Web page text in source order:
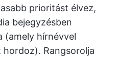
prioritást élvez,
bejegyzésben
(amely hírnévvel
Rangsorolja